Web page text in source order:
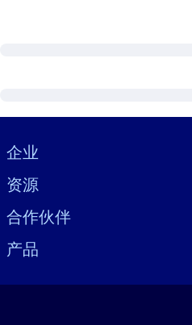
Visually hidden Text
企业
资源
合作伙伴
产品